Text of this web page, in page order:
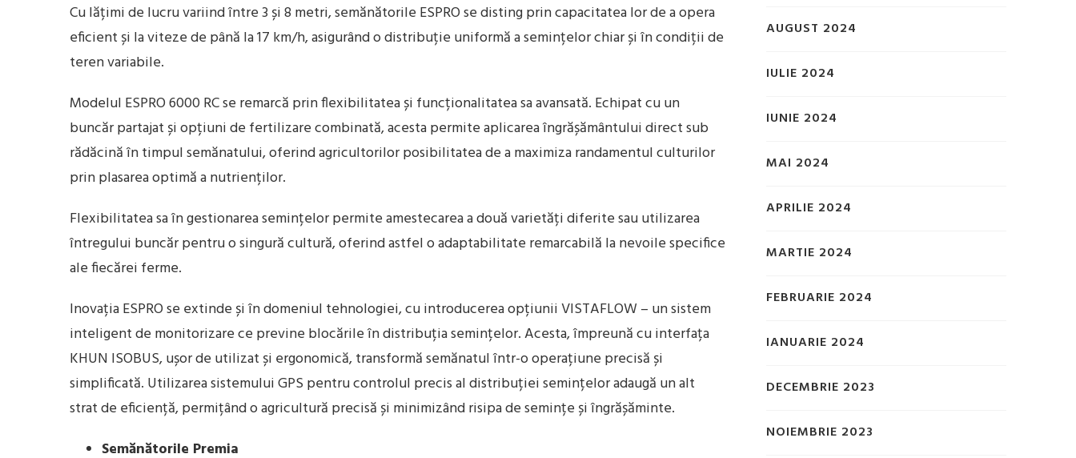
Cu lățimi de lucru variind între 3 și 8 metri, semănătorile ESPRO se disting prin capacitatea lor de a opera
eficient și la viteze de până la 17 km/h, asigurând o distribuție uniformă a semințelor chiar și în condiții de
teren variabile.
Modelul ESPRO 6000 RC se remarcă prin flexibilitatea și funcționalitatea sa avansată. Echipat cu un
buncăr partajat și opțiuni de fertilizare combinată, acesta permite aplicarea îngrășământului direct sub
rădăcină în timpul semănatului, oferind agricultorilor posibilitatea de a maximiza randamentul culturilor
prin plasarea optimă a nutrienților.
Flexibilitatea sa în gestionarea semințelor permite amestecarea a două varietăți diferite sau utilizarea
întregului buncăr pentru o singură cultură, oferind astfel o adaptabilitate remarcabilă la nevoile specifice
ale fiecărei ferme.
Inovația ESPRO se extinde și în domeniul tehnologiei, cu introducerea opțiunii VISTAFLOW – un sistem
inteligent de monitorizare ce previne blocările în distribuția semințelor. Acesta, împreună cu interfața
KHUN ISOBUS, ușor de utilizat și ergonomică, transformă semănatul într-o operațiune precisă și
simplificată. Utilizarea sistemului GPS pentru controlul precis al distribuției semințelor adaugă un alt
strat de eficiență, permițând o agricultură precisă și minimizând risipa de semințe și îngrășăminte.
Semănătorile Premia
AUGUST 2024
IULIE 2024
IUNIE 2024
MAI 2024
APRILIE 2024
MARTIE 2024
FEBRUARIE 2024
IANUARIE 2024
DECEMBRIE 2023
NOIEMBRIE 2023